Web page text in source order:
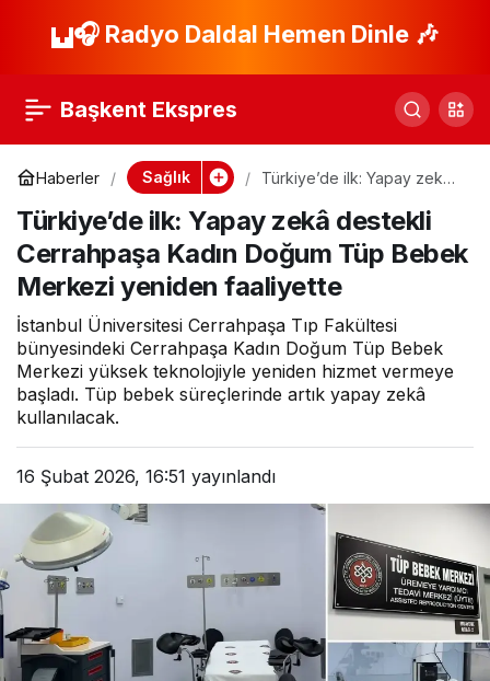
🎧 Radyo Daldal Hemen Dinle 🎶
Başkent Ekspres
Haberler Sağlık
Türkiye’de ilk: Yapay zekâ
Doğum Tüp Bebek Merkezi
yeniden faaliyette
Türkiye’de ilk: Yapay zekâ destekli
Cerrahpaşa Kadın Doğum Tüp Bebek
Merkezi yeniden faaliyette
İstanbul Üniversitesi Cerrahpaşa Tıp Fakültesi
bünyesindeki Cerrahpaşa Kadın Doğum Tüp Bebek
Merkezi yüksek teknolojiyle yeniden hizmet vermeye
başladı. Tüp bebek süreçlerinde artık yapay zekâ
kullanılacak.
16 Şubat 2026, 16:51 yayınlandı
‘Madde Bağımlılığıyla
Desteği’ seminerleri
başladı
Paylaş